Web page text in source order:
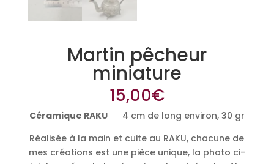
Martin pêcheur
miniature
15,00€
Céramique RAKU4 cm de long environ, 30 gr
Réalisée à la main et cuite au RAKU, chacune de
mes créations est une pièce unique, la photo ci-